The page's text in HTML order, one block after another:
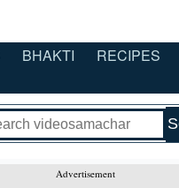
BHAKTI
RECIPES
Advertisement